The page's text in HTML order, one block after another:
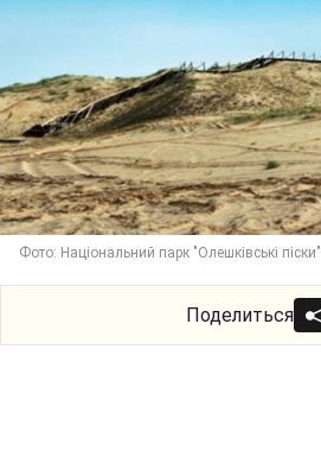
Фото: Національний парк "Олешківські піски"
Поделиться